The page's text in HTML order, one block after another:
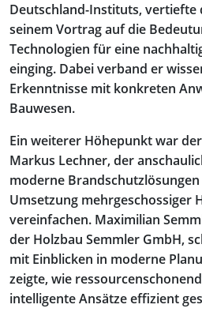
Deutschland-Instituts, vertiefte
seinem Vortrag auf die
Technologien für eine
einging. Dabei verband er
Erkenntnisse mit konkreten
Bauwesen.
Ein weiterer Höhepunkt war
Markus Lechner, der
moderne
Umsetzung mehrgeschossiger
vereinfachen. Maximilian
der Holzbau Semmler GmbH,
mit Einblicken in moderne
zeigte, wie
intelligente Ansätze effizient